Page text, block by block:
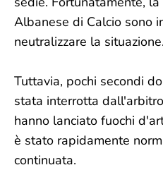
Albanese di Calcio sono
neutralizzare la situazione.
Tuttavia, pochi secondi
stata interrotta
hanno lanciato fuochi
è stato rapidamente
continuata.